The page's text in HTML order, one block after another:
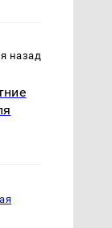
назад